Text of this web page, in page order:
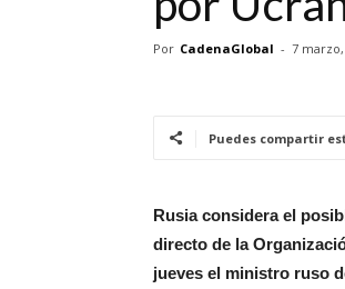
Por CadenaGlobal - 7 marzo,
Puedes compartir
Rusia considera el
directo de la
jueves el ministro ruso